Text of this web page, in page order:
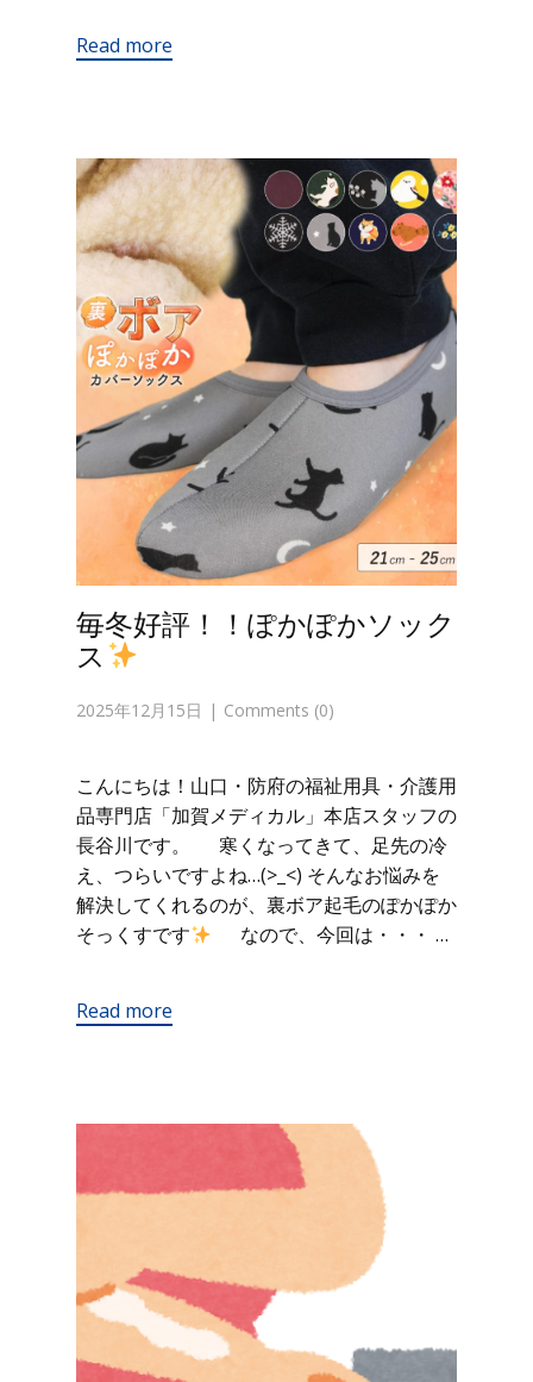
Read more
毎冬好評！！ぽかぽかソック
ス
2025年12月15日 Comments (0)
こんにちは！山口・防府の福祉用具・介護用
品専門店「加賀メディカル」本店スタッフの
長谷川です。 寒くなってきて、足先の冷
え、つらいですよね…(>_<) そんなお悩みを
解決してくれるのが、裏ボア起毛のぽかぽか
そっくすです
なので、今回は・・・ …
Read more